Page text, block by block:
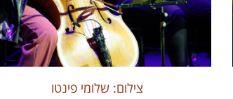
צילום: שלומי פינטו